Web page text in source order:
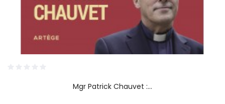
Mgr Patrick Chauvet :...